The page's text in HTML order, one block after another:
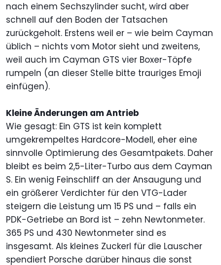
nach einem Sechszylinder sucht, wird aber
schnell auf den Boden der Tatsachen
zurückgeholt. Erstens weil er – wie beim Cayman
üblich – nichts vom Motor sieht und zweitens,
weil auch im Cayman GTS vier Boxer-Töpfe
rumpeln (an dieser Stelle bitte trauriges Emoji
einfügen).
Kleine Änderungen am Antrieb
Wie gesagt: Ein GTS ist kein komplett
umgekrempeltes Hardcore-Modell, eher eine
sinnvolle Optimierung des Gesamtpakets. Daher
bleibt es beim 2,5-Liter-Turbo aus dem Cayman
S. Ein wenig Feinschliff an der Ansaugung und
ein größerer Verdichter für den VTG-Lader
steigern die Leistung um 15 PS und – falls ein
PDK-Getriebe an Bord ist – zehn Newtonmeter.
365 PS und 430 Newtonmeter sind es
insgesamt. Als kleines Zuckerl für die Lauscher
spendiert Porsche darüber hinaus die sonst